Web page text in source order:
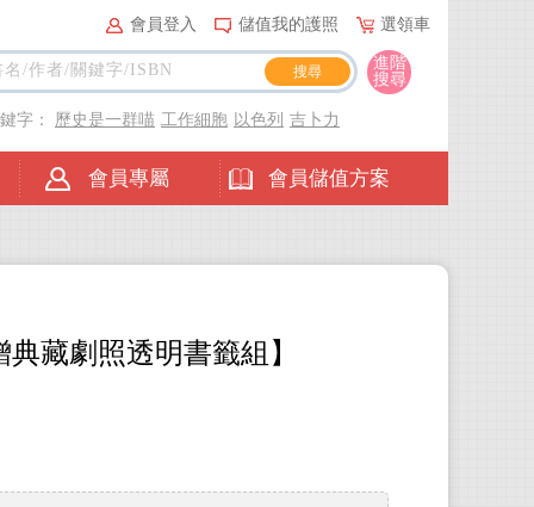
會員登入 儲值我的護照 選領車
會員專屬 會員儲值方案
進階
搜尋
字： 歷史是一群喵 工作細胞 以色列 吉卜力
藏劇照透明書籤組】